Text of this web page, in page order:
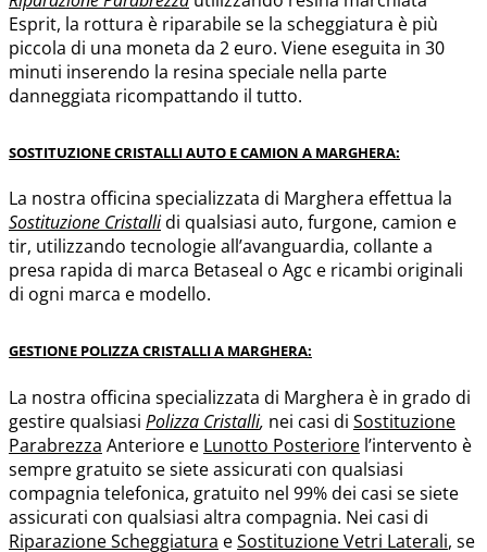
Esprit, la rottura è riparabile se la scheggiatura è più
piccola di una moneta da 2 euro. Viene eseguita in 30
minuti inserendo la resina speciale nella parte
danneggiata ricompattando il tutto.
SOSTITUZIONE CRISTALLI AUTO E CAMION A MARGHERA:
La nostra officina specializzata di Marghera effettua la
Sostituzione Cristallidi qualsiasi auto, furgone, camion e
tir, utilizzando tecnologie all’avanguardia, collante a
presa rapida di marca Betaseal o Agc e ricambi originali
di ogni marca e modello.
GESTIONE POLIZZA CRISTALLI A MARGHERA:
La nostra officina specializzata di Marghera è in grado di
gestire qualsiasi Polizza Cristalli, nei casi di Sostituzione
Parabrezza Anteriore e Lunotto Posteriore l’intervento è
sempre gratuito se siete assicurati con qualsiasi
compagnia telefonica, gratuito nel 99% dei casi se siete
assicurati con qualsiasi altra compagnia. Nei casi di
Riparazione Scheggiatura eSostituzione Vetri Laterali, se